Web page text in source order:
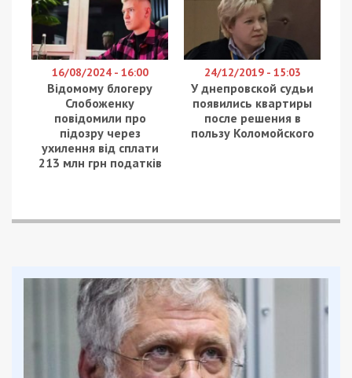
16/08/2024 - 16:00
Відомому блогеру
Слобоженку
повідомили про
підозру через
ухилення від сплати
213 млн грн податків
24/12/2019 - 15:03
У днепровской судьи
появились квартиры
после решения в
пользу Коломойского